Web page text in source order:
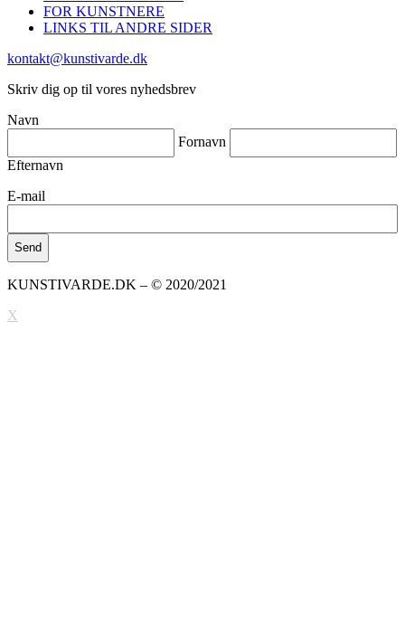
FOR KUNSTNERE
LINKS TIL ANDRE SIDER
kontakt@kunstivarde.dk
Skriv dig op til vores nyhedsbrev
Navn
Fornavn
Efternavn
E-mail
KUNSTIVARDE.DK – © 2020/2021
X